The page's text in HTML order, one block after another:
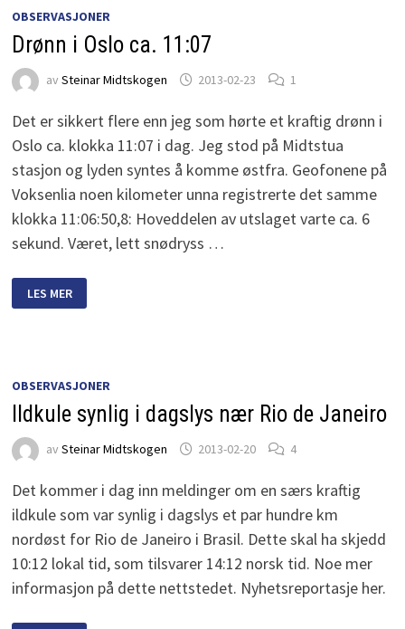
OBSERVASJONER
Drønn i Oslo ca. 11:07
av Steinar Midtskogen 2013-02-23 1
Det er sikkert flere enn jeg som hørte et kraftig drønn i
Oslo ca. klokka 11:07 i dag. Jeg stod på Midtstua
stasjon og lyden syntes å komme østfra. Geofonene på
Voksenlia noen kilometer unna registrerte det samme
klokka 11:06:50,8: Hoveddelen av utslaget varte ca. 6
sekund. Været, lett snødryss …
I
OSLO
LES MER
OBSERVASJONER
Ildkule synlig i dagslys nær Rio de Janeiro
av Steinar Midtskogen 2013-02-20 4
Det kommer i dag inn meldinger om en særs kraftig
ildkule som var synlig i dagslys et par hundre km
nordøst for Rio de Janeiro i Brasil. Dette skal ha skjedd
10:12 lokal tid, som tilsvarer 14:12 norsk tid. Noe mer
informasjon på dette nettstedet. Nyhetsreportasje her.